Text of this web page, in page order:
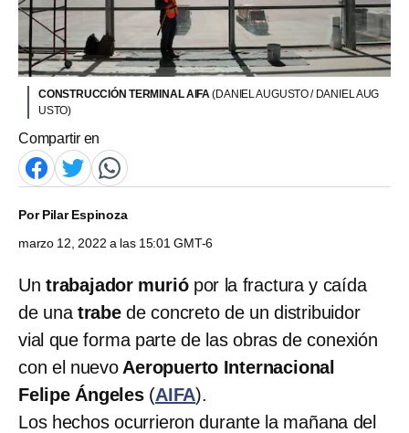
CONSTRUCCIÓN TERMINAL AIFA(DANIEL AUGUSTO / DANIEL AUG
USTO)
Compartir en
PorPilar Espinoza
marzo 12, 2022 a las 15:01 GMT-6
Un trabajador murió por la fractura y caída
de una trabede concreto de un distribuidor
vial que forma parte de las obras de conexión
con el nuevoAeropuerto Internacional
Felipe Ángeles (AIFA).
Los hechos ocurrieron durante la mañana del